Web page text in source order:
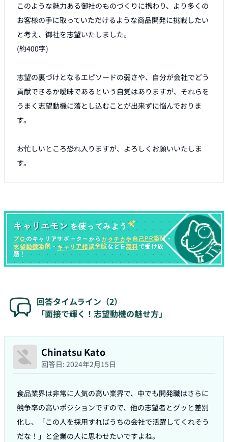
このような魅力ある御社のものづくりに携わり、より多くの
お客様の手に取っていただけるような商品開発に挑戦したい
と考え、御社を志望いたしました。
(約400字)
志望の裏づけとなるエピソードの弱さや、自分が会社でどう
貢献できるか曖昧であるという自覚はありますが、それらを
うまく志望動機に落とし込むことが出来ずに悩んでおりま
す。
お忙しいところ恐れ入りますが、よろしくお願いいたしま
す。
キャリエモン を使ってみよう
プロ のキャリアサポーターからガクチカや自己PR添削・
志望動機添削 ・キャリア相談全般などを無料で受け放
題！
回答タイムライン（2）
「面接で輝く！志望動機の魅せ方」
Chinatsu Kato
回答日: 2024年2月15日
食品業界は非常に人気の高い業界で、中でも開発職はさらに
競争率の高いポジションですので、他の志望者とグッと差別
化し、「この人を採用すればうちの会社で活躍してくれそう
だな！」と企業の人に思わせたいですよね。